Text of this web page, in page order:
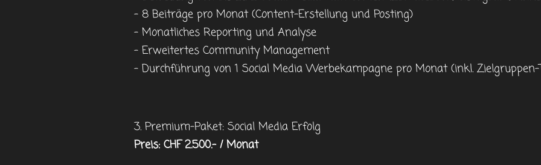
- 8 Beiträge pro Monat (Content-Erstellung und Posting)
- Monatliches Reporting und Analyse
- Erweitertes Community Management
- Durchführung von 1 Social Media Werbekampagne pro Monat (inkl.
3. Premium-Paket: Social Media Erfolg
Preis: CHF 2.500.- / Monat